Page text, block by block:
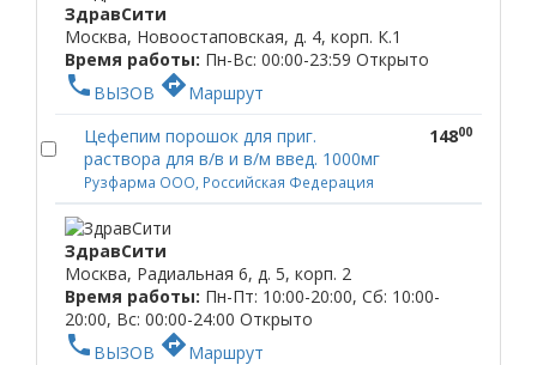
ЗдравСити
Москва, Новоостаповская, д. 4, корп. К.1
Время работы: Пн-Вс: 00:00-23:59 Открыто
phone ВЫЗОВ directionsМаршрут
Цефепим порошок для приг.
раствора для в/в и в/м введ. 1000мг
Рузфарма ООО, Российская Федерация
14800
ЗдравСити
Москва, Радиальная 6, д. 5, корп. 2
Время работы: Пн-Пт: 10:00-20:00, Сб: 10:00-
20:00, Вс: 00:00-24:00 Открыто
phone ВЫЗОВ directionsМаршрут